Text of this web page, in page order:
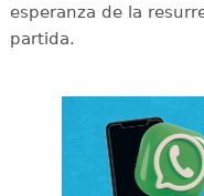
esperanza de la
partida.